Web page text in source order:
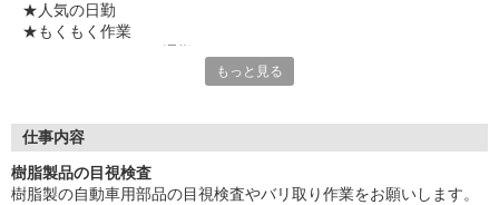
★人気の日勤
★もくもく作業
気になることやご質問はお問い合わせだけも大歓迎☆彡
もっと見る
仕事内容
樹脂製品の目視検査
樹脂製の自動車用部品の目視検査やバリ取り作業をお願いします。